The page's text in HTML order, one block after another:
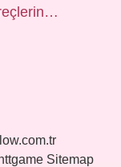
Sitemap